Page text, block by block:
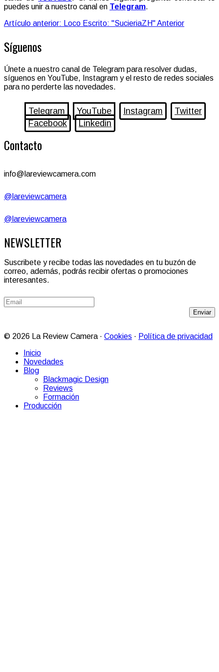
puedes unir a nuestro canal en Telegram.
Artículo anterior: Loco Escrito: "SucieriaZH"Anterior
Síguenos
Únete a nuestro canal de Telegram para resolver dudas,
síguenos en YouTube, Instagram y el resto de redes sociales
para no perderte las novedades.
Telegram YouTube Instagram
Twitter
Facebook
Linkedin
Contacto
info@lareviewcamera.com
@lareviewcamera
@lareviewcamera
NEWSLETTER
Suscribete y recibe todas las novedades en tu buzón de
correo, además, podrás recibir ofertas o promociones
interesantes.
Enviar
© 2026 La Review Camera · Cookies · Política de privacidad
Inicio
Novedades
Blog
Blackmagic Design
Reviews
Formación
Producción